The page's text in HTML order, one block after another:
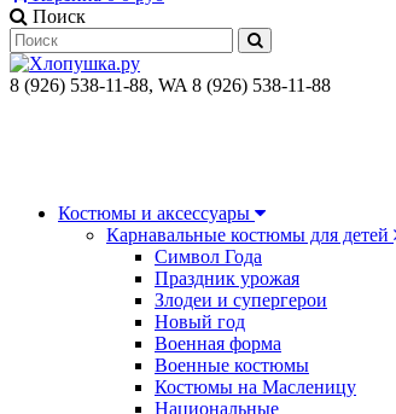
Поиск
8 (926) 538-11-88, WA 8 (926) 538-11-88
Костюмы и аксессуары
Карнавальные костюмы для детей
Символ Года
Праздник урожая
Злодеи и супергерои
Новый год
Военная форма
Военные костюмы
Костюмы на Масленицу
Национальные